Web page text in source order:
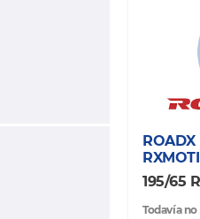
ROADX
195/65
Todavía